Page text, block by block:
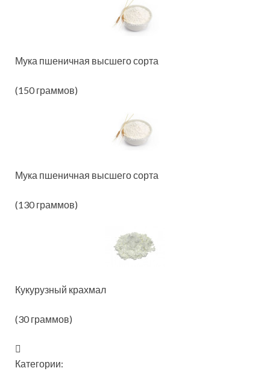
Мука пшеничная высшего сорта
(150 граммов)
Мука пшеничная высшего сорта
(130 граммов)
Кукурузный крахмал
(30 граммов)
Категории: